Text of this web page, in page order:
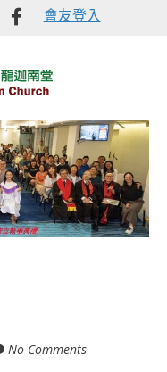
Like
Facebook
會友登入
No Comments